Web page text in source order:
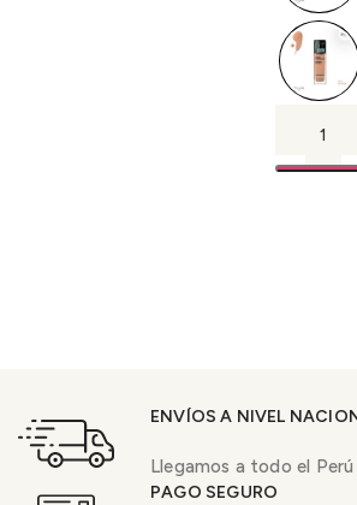
ENVÍOS A NIVEL
Llegamos a todo el Perú
PAGO SEGURO